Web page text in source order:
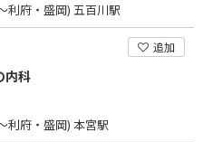
利府・盛岡) 五百川駅
追加
内科
利府・盛岡) 本宮駅